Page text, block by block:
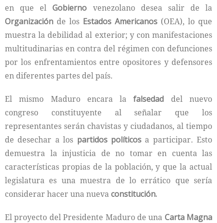
en que elGobierno venezolano desea salir de la
Organización de los Estados Americanos (OEA), lo que
muestra la debilidad al exterior; y con manifestaciones
multitudinarias en contra del régimen con defunciones
por los enfrentamientos entre opositores y defensores
en diferentes partes del país.
El mismo Maduro encara lafalsedad del nuevo
congreso constituyente al señalar que los
representantes serán chavistas y ciudadanos, al tiempo
de desechar a los partidos políticosa participar. Esto
demuestra la injusticia de no tomar en cuenta las
características propias de la población, y que la actual
legislatura es una muestra de lo errático que sería
considerar hacer una nuevaconstitución.
El proyecto del Presidente Maduro de una Carta Magna